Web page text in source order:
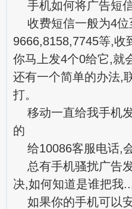
手机如何将广告短
收费短信一般为4位
9666,8158,7745等,收
你马上发4个0给它,就
还有一个简单的办法,
打。
移动一直给我手机
的
给10086客服电话,
总有手机骚扰广告
决,如何知道是谁把我
如果你的手机可以